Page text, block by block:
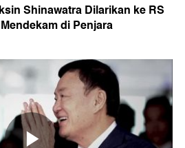
Shinawatra Dilarikan ke RS
di Penjara